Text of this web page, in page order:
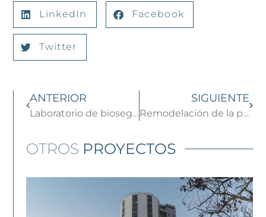
LinkedIn Facebook
Twitter
ANTERIOR
Laboratorio de bioseguridad en el Hospital Universitario Arnau de Vilanova en Lleida
SIGUIENTE
Remodelación de la planta de hemodiálisis del Hospital Arnau de Vilanova
OTROS PROYECTOS